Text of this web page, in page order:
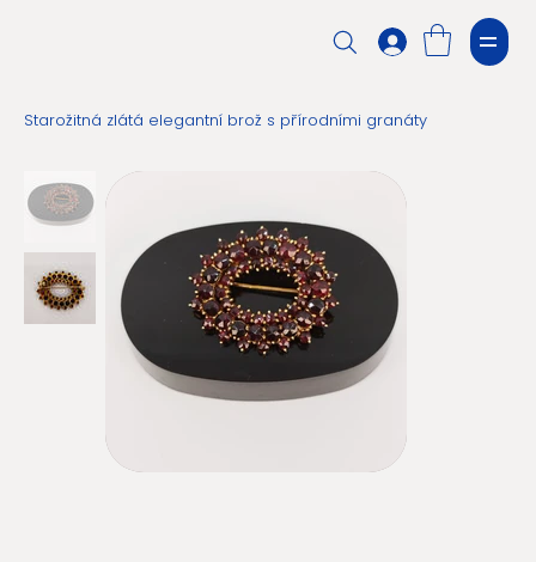
Starožitná zlátá elegantní brož s přírodními granáty